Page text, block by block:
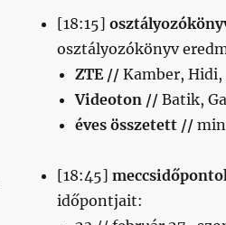
[18:15]
osztályozókönyv
ZTE //Kamber, Hidi,
Videoton //Batik,
éves összetett //
[18:45]
időpontjait: